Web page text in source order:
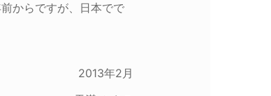
からですが、日本でで
2013年2月